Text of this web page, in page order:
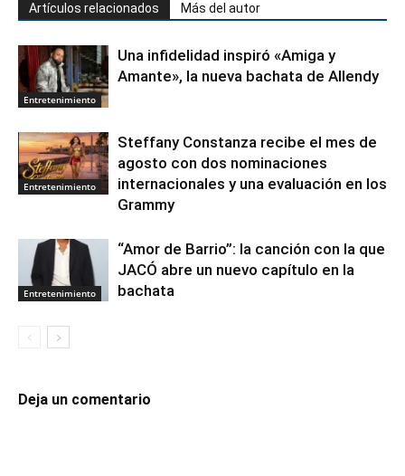
Artículos relacionados Más del autor
Entretenimiento
Una infidelidad inspiró «Amiga y
Amante», la nueva bachata de Allendy
Entretenimiento
Steffany Constanza recibe el mes de
agosto con dos nominaciones
internacionales y una evaluación en los
Grammy
Entretenimiento
“Amor de Barrio”: la canción con la que
JACÓ abre un nuevo capítulo en la
bachata
Deja un comentario